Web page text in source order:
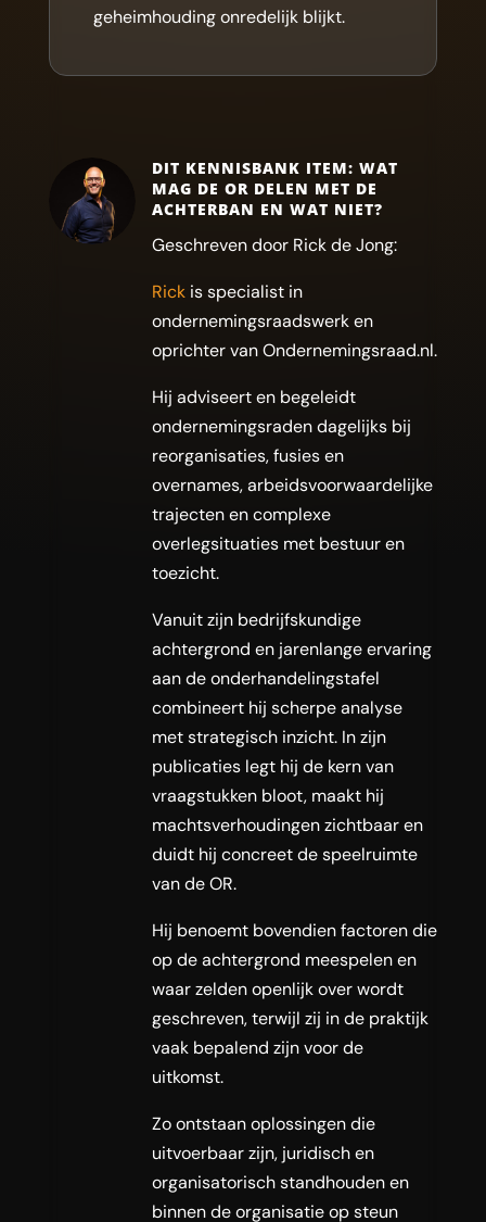
geheimhouding onredelijk blijkt.
DIT KENNISBANK ITEM: WAT
MAG DE OR DELEN MET DE
ACHTERBAN EN WAT NIET?
Geschreven door Rick de Jong:
Rickis specialist in
ondernemingsraadswerk en
oprichter van Ondernemingsraad.nl.
Hij adviseert en begeleidt
ondernemingsraden dagelijks bij
reorganisaties, fusies en
overnames, arbeidsvoorwaardelijke
trajecten en complexe
overlegsituaties met bestuur en
toezicht.
Vanuit zijn bedrijfskundige
achtergrond en jarenlange ervaring
aan de onderhandelingstafel
combineert hij scherpe analyse
met strategisch inzicht. In zijn
publicaties legt hij de kern van
vraagstukken bloot, maakt hij
machtsverhoudingen zichtbaar en
duidt hij concreet de speelruimte
van de OR.
Hij benoemt bovendien factoren die
op de achtergrond meespelen en
waar zelden openlijk over wordt
geschreven, terwijl zij in de praktijk
vaak bepalend zijn voor de
uitkomst.
Zo ontstaan oplossingen die
uitvoerbaar zijn, juridisch en
organisatorisch standhouden en
binnen de organisatie op steun